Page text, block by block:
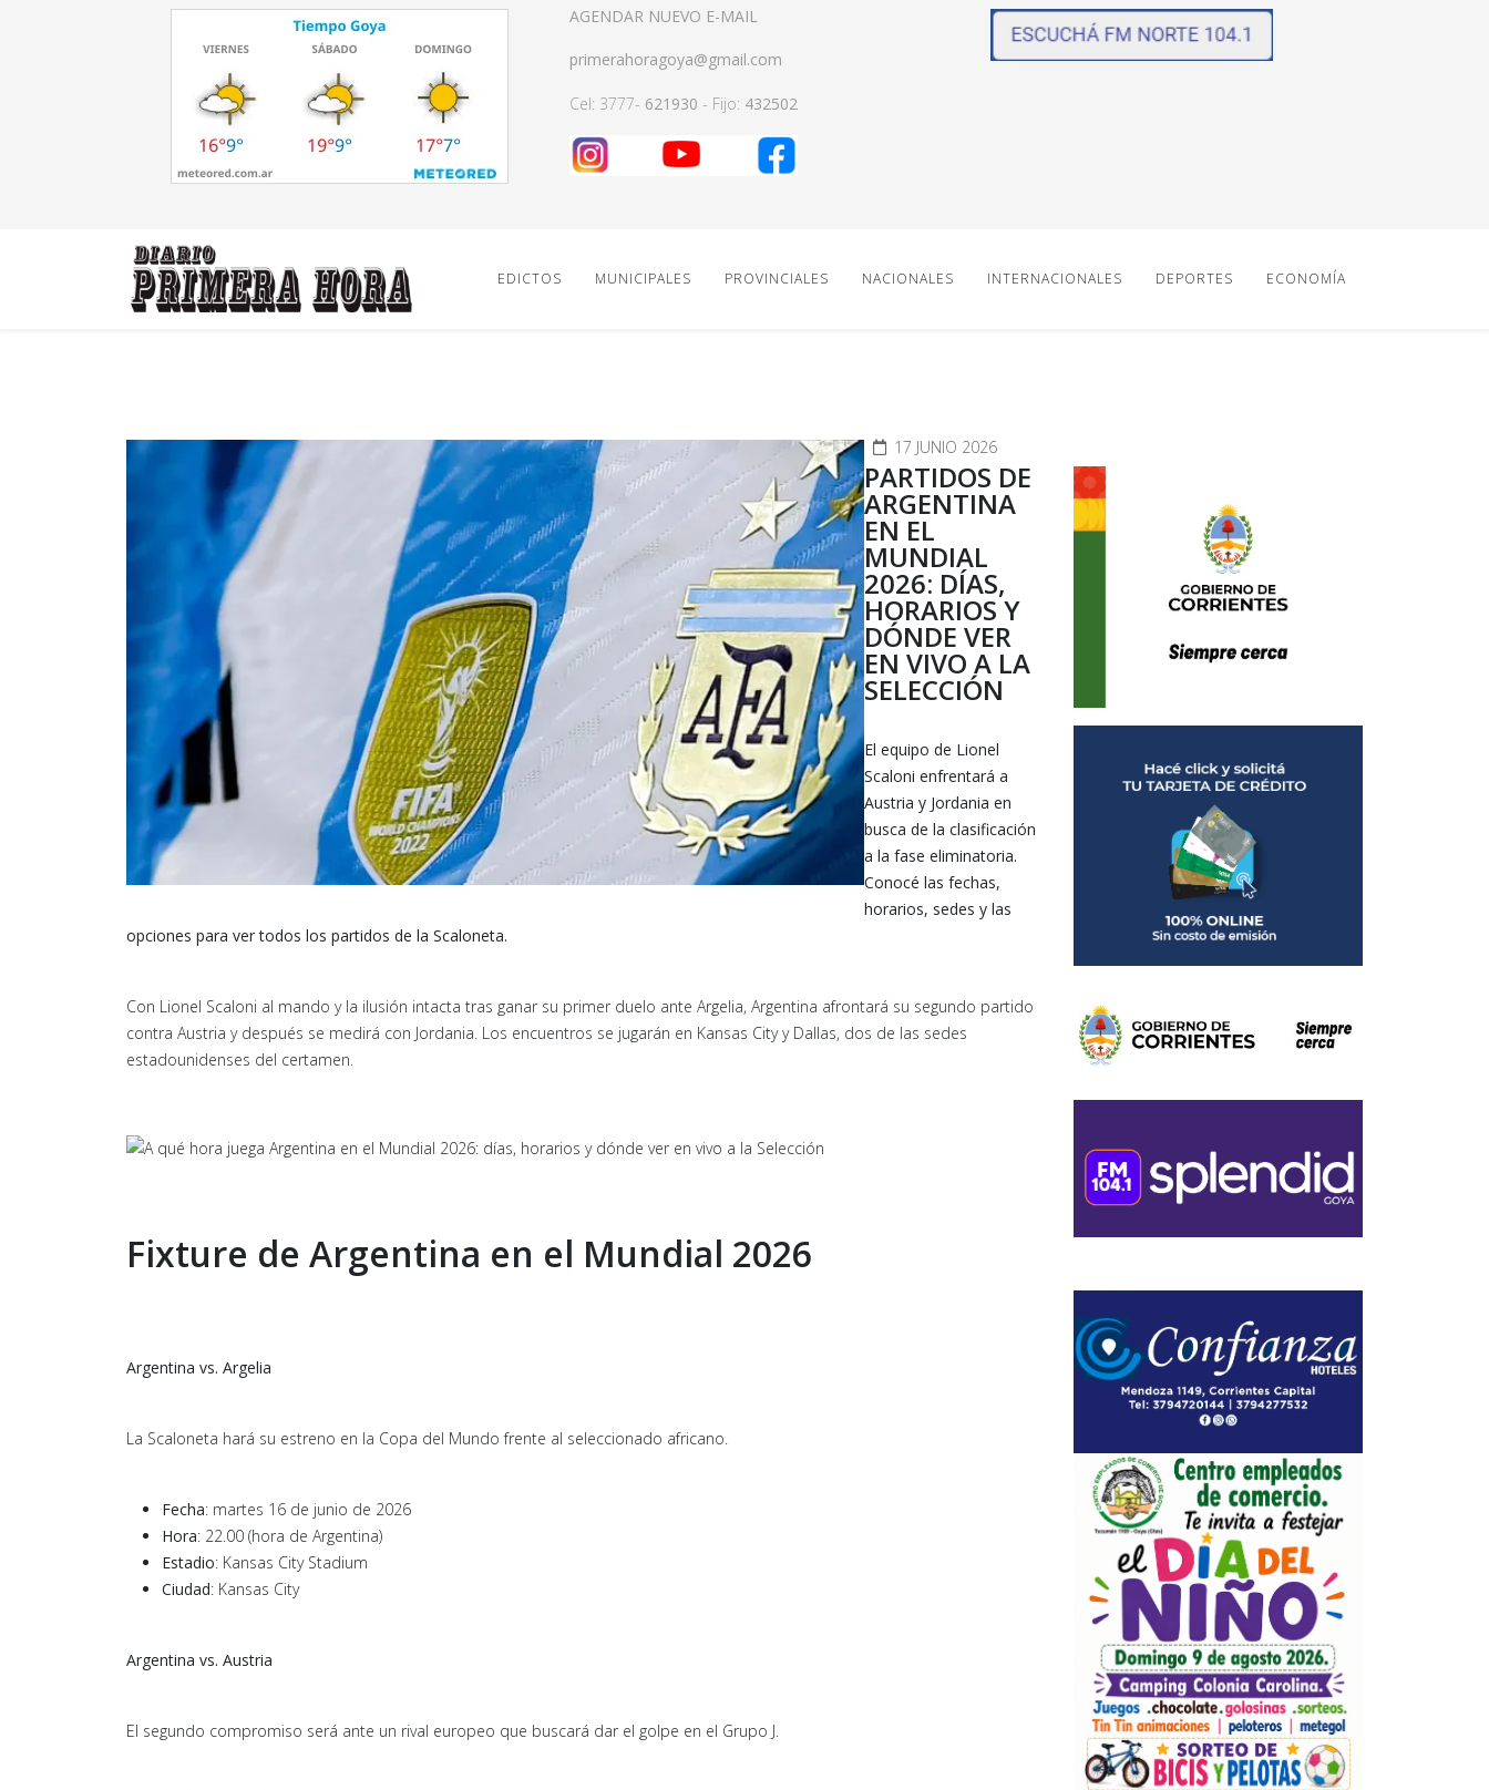
AGENDAR NUEVO E-MAIL
primerahoragoya@gmail.com
Cel: 3777- 621930 - Fijo: 432502
EDICTOS MUNICIPALES PROVINCIALES NACIONALES INTERNACIONALES DEPORTES ECONOMÍA
17 JUNIO 2026
PARTIDOS DE
ARGENTINA
EN EL
MUNDIAL
2026: DÍAS,
HORARIOS Y
DÓNDE VER
EN VIVO A LA
SELECCIÓN
El equipo de Lionel
Scaloni enfrentará a
Austria y Jordania en
busca de la clasificación
a la fase eliminatoria.
Conocé las fechas,
horarios, sedes y las
opciones para ver todos los partidos de la Scaloneta.
Con Lionel Scaloni al mando y la ilusión intacta tras ganar su primer duelo ante Argelia, Argentina afrontará su segundo partido
contra Austria y después se medirá con Jordania. Los encuentros se jugarán en Kansas City y Dallas, dos de las sedes
estadounidenses del certamen.
Fixture de Argentina en el Mundial 2026
Argentina vs. Argelia
La Scaloneta hará su estreno en la Copa del Mundo frente al seleccionado africano.
Fecha: martes 16 de junio de 2026
Hora: 22.00 (hora de Argentina)
Estadio: Kansas City Stadium
Ciudad: Kansas City
Argentina vs. Austria
El segundo compromiso será ante un rival europeo que buscará dar el golpe en el Grupo J.